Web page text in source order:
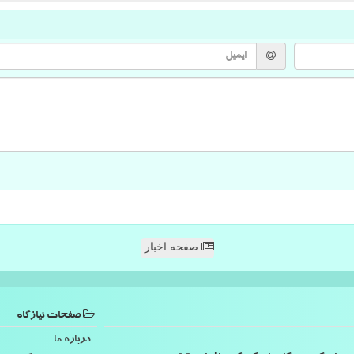
صفحه اخبار
صفحات نیازگاه
درباره ما